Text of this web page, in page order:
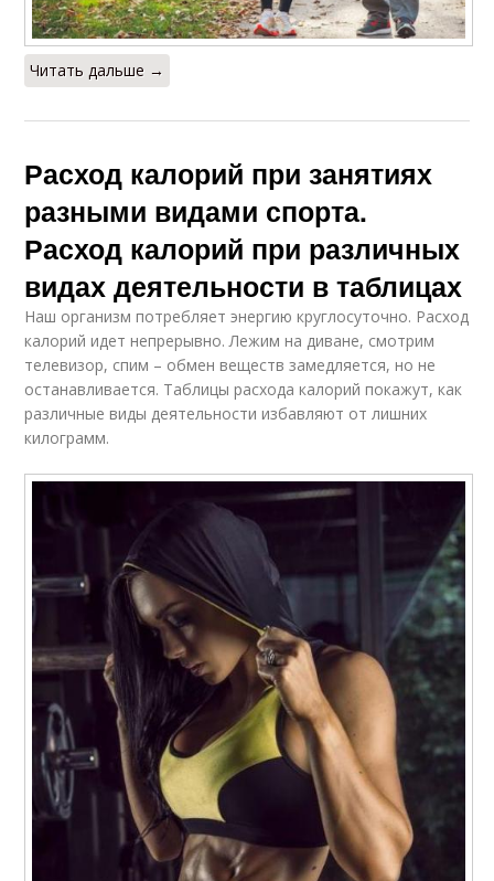
Читать дальше →
Расход калорий при занятиях
разными видами спорта.
Расход калорий при различных
видах деятельности в таблицах
Наш организм потребляет энергию круглосуточно. Расход
калорий идет непрерывно. Лежим на диване, смотрим
телевизор, спим – обмен веществ замедляется, но не
останавливается. Таблицы расхода калорий покажут, как
различные виды деятельности избавляют от лишних
килограмм.